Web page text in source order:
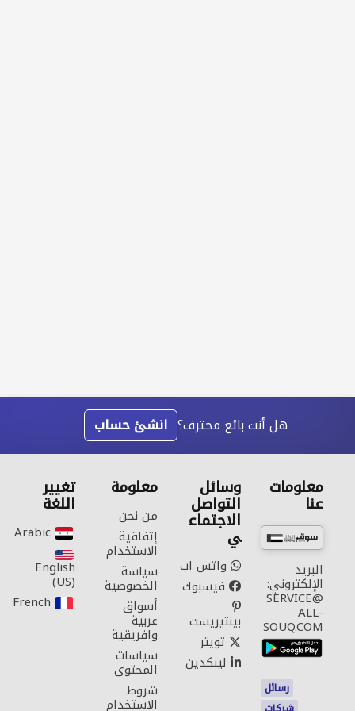
هل أنت بائع محترف؟ انشئ حساب
معلومات
عنا
البريد
الإلكتروني:
SERVICE@
ALL-
SOUQ.COM
رسائل
وسائل
التواصل
الاجتماع
ي
واتس اب
فيسبوك
بينتيريست
تويتر
لينكدين
معلومة
من نحن
إتفاقية
الاستخدام
سياسة
الخصوصية
أسواق
عربية
وافريقية
سياسات
المحتوى
شروط
الاستخدام
تغيير
اللغة
Arabic‎
English
(US)‎
French‎